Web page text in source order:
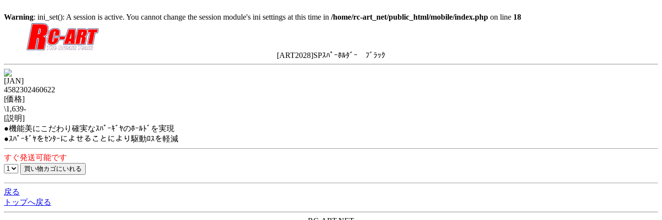
Warning: ini_set(): A session is active. You cannot change the session module's ini settings at this time in /home/rc-art_net/public_html/mobile/index.php on line 18
[ART2028]SPｽﾊﾟｰﾎﾙﾀﾞｰ ﾌﾞﾗｯｸ
[JAN]
4582302460622
[価格]
\1,639-
[説明]
●機能美にこだわり確実なｽﾊﾟｰｷﾞﾔのﾎｰﾙﾄﾞを実現
●ｽﾊﾟｰｷﾞﾔをｾﾝﾀｰによせることにより駆動ﾛｽを軽減
すぐ発送可能です
戻る
トップへ戻る